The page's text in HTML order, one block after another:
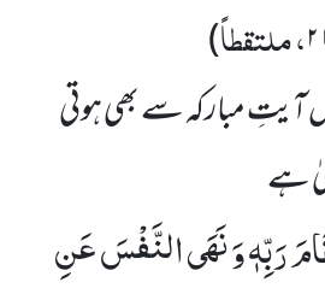
، ملتقطاً)
آیتِ مبارکہ سے بھی ہوتی
ہے
رَبِّهٖ وَ نَهَى النَّفْسَ عَنِ